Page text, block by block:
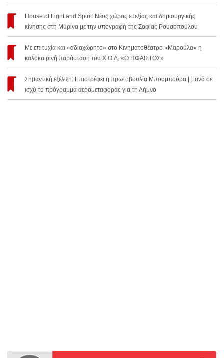
House of Light and Spirit: Νέος χώρος ευεξίας και δημιουργικής
κίνησης στη Μύρινα με την υπογραφή της Σοφίας Ρουσοπούλου
Με επιτυχία και «αδιαχώρητο» στο Κινηματοθέατρο «Μαρούλα» η
καλοκαιρινή παράσταση του Χ.Ο.Λ. «Ο ΗΦΑΙΣΤΟΣ»
Σημαντική εξέλιξη: Επιστρέφει η πρωτοβουλία Μπουμπούρα | Ξανά σε
ισχύ το πρόγραμμα αερομεταφοράς για τη Λήμνο